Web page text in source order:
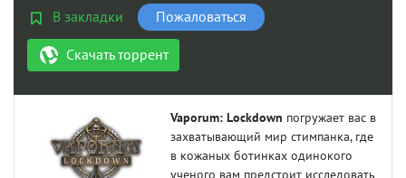
В закладки
Пожаловаться
Скачать торрент
Vaporum: Lockdown погружает вас в
захватывающий мир стимпанка, где
в кожаных ботинках одинокого